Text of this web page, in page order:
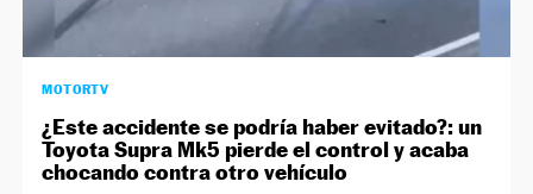
MOTORTV
¿Este accidente se podría haber evitado?: un
Toyota Supra Mk5 pierde el control y acaba
chocando contra otro vehículo